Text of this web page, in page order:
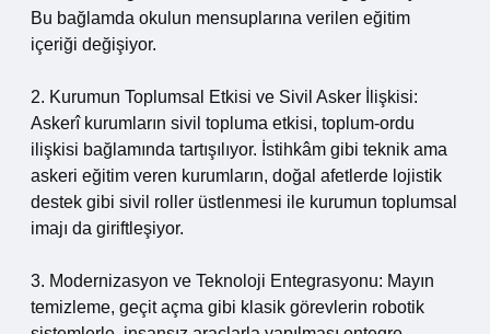
Bu bağlamda okulun mensuplarına verilen eğitim
içeriği değişiyor.
2. Kurumun Toplumsal Etkisi ve Sivil Asker İlişkisi:
Askerî kurumların sivil topluma etkisi, toplum‑ordu
ilişkisi bağlamında tartışılıyor. İstihkâm gibi teknik ama
askeri eğitim veren kurumların, doğal afetlerde lojistik
destek gibi sivil roller üstlenmesi ile kurumun toplumsal
imajı da giriftleşiyor.
3. Modernizasyon ve Teknoloji Entegrasyonu: Mayın
temizleme, geçit açma gibi klasik görevlerin robotik